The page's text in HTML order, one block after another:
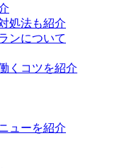
処法も紹介
ンについて
くコツを紹介
ューを紹介